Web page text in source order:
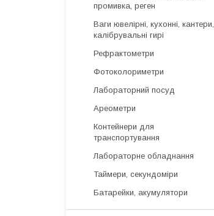
промивка, реген
Ваги ювелірні, кухонні, кантери,
калібрувальні гирі
Рефрактометри
Фотоколориметри
Лабораторний посуд
Ареометри
Контейнери для
транспортування
Лабораторне обладнання
Таймери, секундоміри
Батарейки, акумулятори